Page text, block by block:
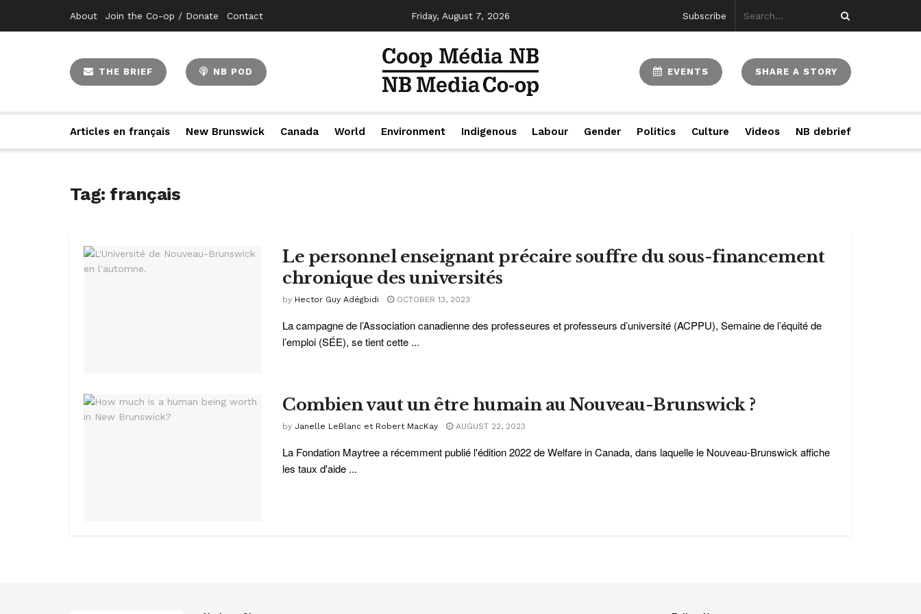
About Join the Co-op / Donate Contact Friday, August 7, 2026 Subscribe
THE BRIEF NB POD EVENTS SHARE A STORY
Articles en français New Brunswick Canada World Environment Indigenous Labour Gender Politics Culture Videos NB debrief
Tag: français
Le personnel enseignant précaire souffre du sous-financement
chronique des universités
by Hector Guy Adégbidi OCTOBER 13, 2023
La campagne de l’Association canadienne des professeures et professeurs d’université (ACPPU), Semaine de l’équité de
l’emploi (SÉE), se tient cette ...
Combien vaut un être humain au Nouveau-Brunswick ?
by Janelle LeBlanc et Robert MacKay AUGUST 22, 2023
La Fondation Maytree a récemment publié l'édition 2022 de Welfare in Canada, dans laquelle le Nouveau-Brunswick affiche
les taux d'aide ...